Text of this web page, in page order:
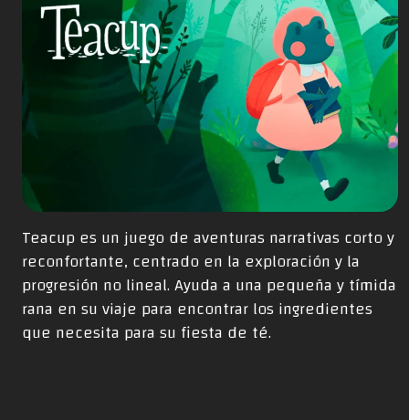
Teacup es un juego de aventuras narrativas corto y
reconfortante, centrado en la exploración y la
progresión no lineal. Ayuda a una pequeña y tímida
rana en su viaje para encontrar los ingredientes
que necesita para su fiesta de té.